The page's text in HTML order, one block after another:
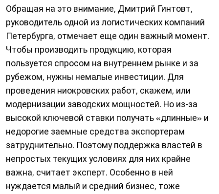
Обращая на это внимание, Дмитрий Гинтовт,
руководитель одной из логистических компаний
Петербурга, отмечает еще один важный момент.
Чтобы производить продукцию, которая
пользуется спросом на внутреннем рынке и за
рубежом, нужны немалые инвестиции. Для
проведения ниокровских работ, скажем, или
модернизации заводских мощностей. Но из‑за
высокой ключевой ставки получать «длинные» и
недорогие заемные средства экспортерам
затруднительно. Поэтому поддержка властей в
непрос­тых текущих условиях для них крайне
важна, считает эксперт. Особенно в ней
нуждается малый и средний бизнес, тоже